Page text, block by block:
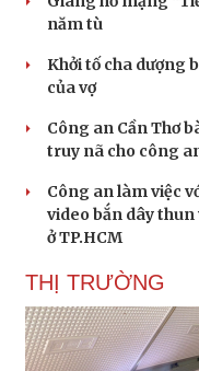
năm tù
Khởi tố cha dượng
của vợ
Công an Cần Thơ
truy nã cho công
Công an làm việc
video bắn dây
ở TP.HCM
THỊ TRƯỜNG